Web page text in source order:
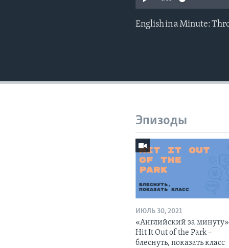
English in a Minute:
Эпизоды
ИЮЛЬ 30, 2021
«Английский за
Hit It Out of the Park –
блеснуть, показать класс